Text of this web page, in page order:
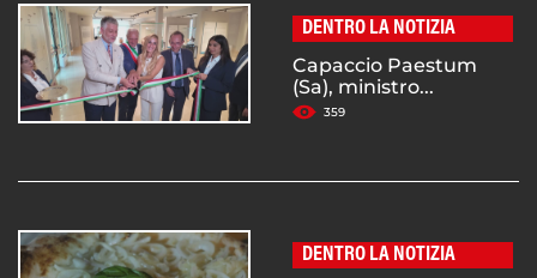
DENTRO LA NOTIZIA
Capaccio Paestum
(Sa), ministro...
359
DENTRO LA NOTIZIA